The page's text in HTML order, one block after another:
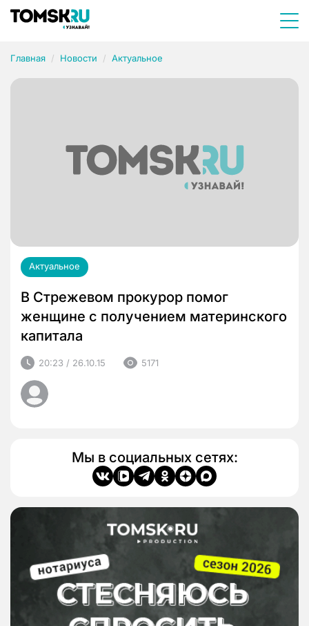
Главная Новости Актуальное
Актуальное
В Стрежевом прокурор помог
женщине с получением материнского
капитала
20:23 / 26.10.15 5171
Мы в социальных сетях: